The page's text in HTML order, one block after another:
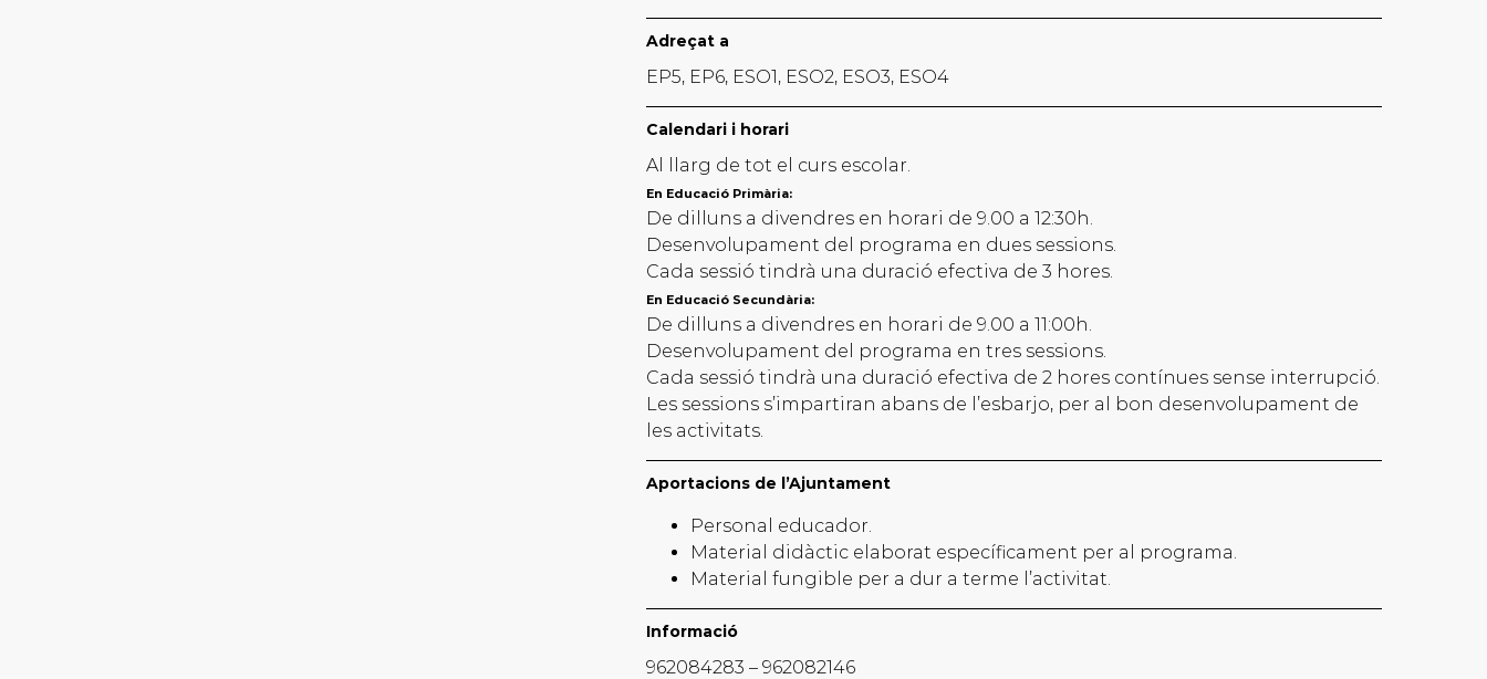
Adreçat a
EP5, EP6, ESO1, ESO2, ESO3, ESO4
Calendari i horari
Al llarg de tot el curs escolar.
En Educació Primària:
De dilluns a divendres en horari de 9.00 a 12:30h.
Desenvolupament del programa en dues sessions.
Cada sessió tindrà una duració efectiva de 3 hores.
En Educació Secundària:
De dilluns a divendres en horari de 9.00 a 11:00h.
Desenvolupament del programa en tres sessions.
Cada sessió tindrà una duració efectiva de 2 hores contínues sense interrupció.
Les sessions s’impartiran abans de l’esbarjo, per al bon desenvolupament de
les activitats.
Aportacions de l’Ajuntament
Personal educador.
Material didàctic elaborat específicament per al programa.
Material fungible per a dur a terme l’activitat.
Informació
962084283 – 962082146